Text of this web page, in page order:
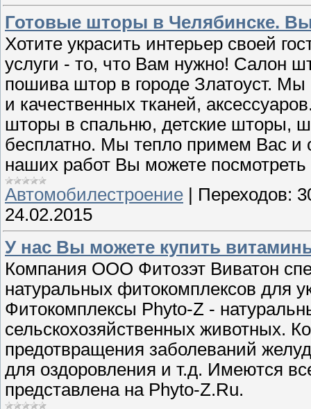
Готовые шторы в Челябинске.
Хотите украсить интерьер своей
услуги - то, что Вам нужно! Салон
пошива штор в городе Златоуст.
и качественных тканей,
шторы в спальню, детские шторы,
бесплатно. Мы тепло примем Вас
наших работ Вы можете
Автомобилестроение | Переходов:
24.02.2015
У нас Вы можете купить
Компания ООО Фитозэт Виватон
натуральных фитокомплексов для
Фитокомплексы Phyto-Z -
сельскохозяйственных животных.
предотвращения заболеваний
для оздоровления и т.д. Имеются
представлена на Phyto-Z.Ru.